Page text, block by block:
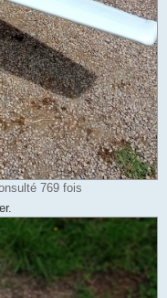
769 fois